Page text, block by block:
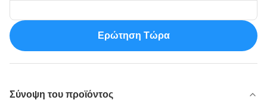
Ερώτηση Τώρα
Σύνοψη του προϊόντος